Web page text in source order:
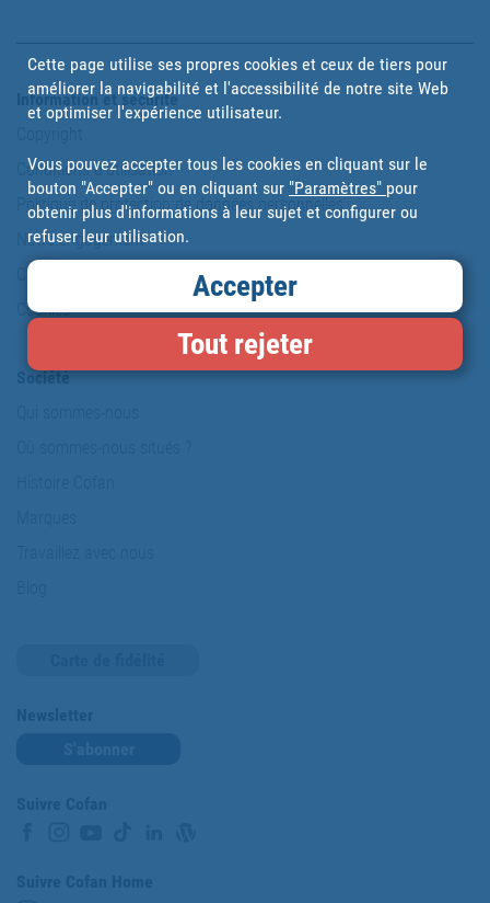
Information et sécurité
Conditions d'utilisation
Politique de protection de données personnelles
Notre engagement
Carte du site
Cookies
Société
Cette page utilise ses propres cookies et ceux de tiers pour
améliorer la navigabilité et l'accessibilité de notre site Web
et optimiser l'expérience utilisateur.
Vous pouvez accepter tous les cookies en cliquant sur le
bouton "Accepter" ou en cliquant sur "Paramètres" pour
obtenir plus d'informations à leur sujet et configurer ou
refuser leur utilisation.
Accepter
Tout rejeter